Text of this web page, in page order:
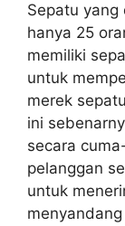
Sepatu yang
hanya 25
memiliki
untuk
merek
ini
secara
pelanggan
untuk